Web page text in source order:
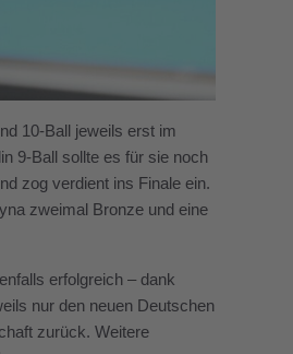
10-Ball jeweils erst im
9-Ball sollte es für sie noch
zog verdient ins Finale ein.
zweimal Bronze und eine
erfolgreich – dank
nur den neuen Deutschen
zurück. Weitere